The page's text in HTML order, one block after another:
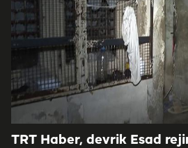
TRT Haber, devrik Esad